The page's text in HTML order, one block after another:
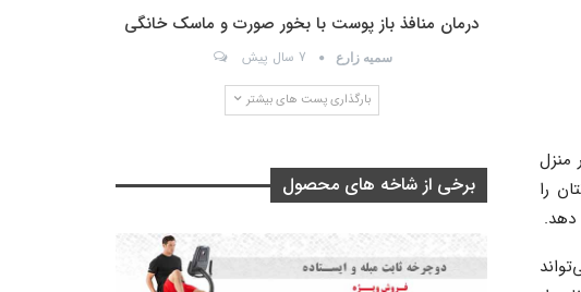
منزل
را
دهد.
درمان منافذ باز پوست با بخور صورت و ماسک خانگی
سمیه زارع 7 سال پیش
بارگذاری پست های بیشتر
برخی از شاخه های محصول